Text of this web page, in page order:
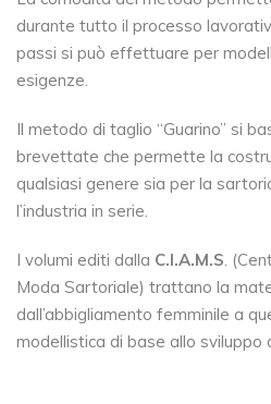
durante tutto il processo
passi si può effettuare per
esigenze.
Il metodo di taglio “Guarino” si
brevettate che permette la
qualsiasi genere sia per la
l’industria in serie.
I volumi editi dalla C.I.A.M.S.
Moda Sartoriale) trattano la
dall’abbigliamento femminile a
modellistica di base allo sviluppo